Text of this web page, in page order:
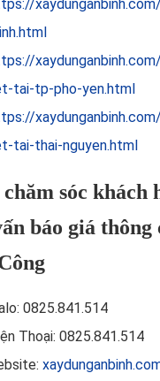
tai-tp-pho-yen.html
tai-thai-nguyen.html
sóc khách
báo giá thông
0825.841.514
Thoại: 0825.841.514